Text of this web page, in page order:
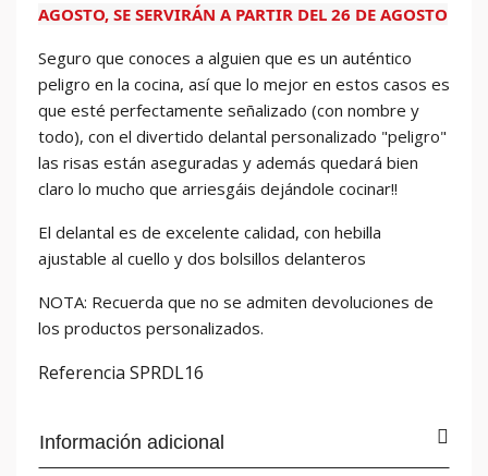
AGOSTO, SE SERVIRÁN A PARTIR DEL 26 DE AGOSTO
Seguro que conoces a alguien que es un auténtico
peligro en la cocina, así que lo mejor en estos casos es
que esté perfectamente señalizado (con nombre y
todo), con el divertido delantal personalizado "peligro"
las risas están aseguradas y además quedará bien
claro lo mucho que arriesgáis dejándole cocinar!!
El delantal es de excelente calidad, con hebilla
ajustable al cuello y dos bolsillos delanteros
NOTA: Recuerda que no se admiten devoluciones de
los productos personalizados.
Referencia SPRDL16
Información adicional